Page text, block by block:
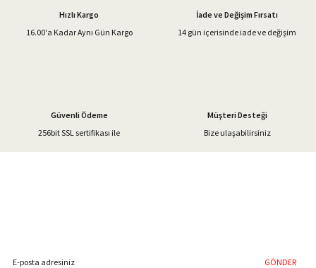
Ürün bilgilerinde hatalar bulunuyor.
Gönder
Hızlı Kargo
16.00'a Kadar Aynı Gün Kargo
İade ve Değişim Fırsatı
14 gün içerisinde iade ve değişim
Güvenli Ödeme
256bit SSL sertifikası ile
Müşteri Desteği
Bize ulaşabilirsiniz
GÖNDER